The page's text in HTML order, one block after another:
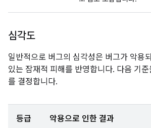
심각도
일반적으로 버그의 심각성은 버그가 악용
있는 잠재적 피해를 반영합니다. 다음 기
를 결정합니다.
등급 악용으로 인한 결과